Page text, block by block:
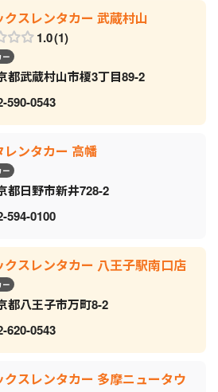
クスレンタカー 武蔵村山
1.0 1
ー
都武蔵村山市榎3丁目89-2
590-0543
レンタカー 高幡
ー
都日野市新井728-2
594-0100
クスレンタカー 八王子駅南口店
ー
都八王子市万町8-2
620-0543
クスレンタカー 多摩ニュータウ